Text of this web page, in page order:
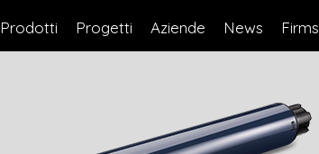
Prodotti Progetti Aziende News Firms